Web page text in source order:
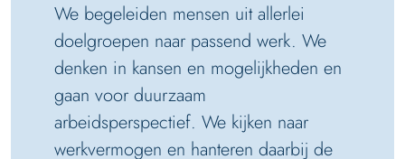
We begeleiden mensen uit allerlei
doelgroepen naar passend werk. We
denken in kansen en mogelijkheden en
gaan voor duurzaam
arbeidsperspectief. We kijken naar
werkvermogen en hanteren daarbij de